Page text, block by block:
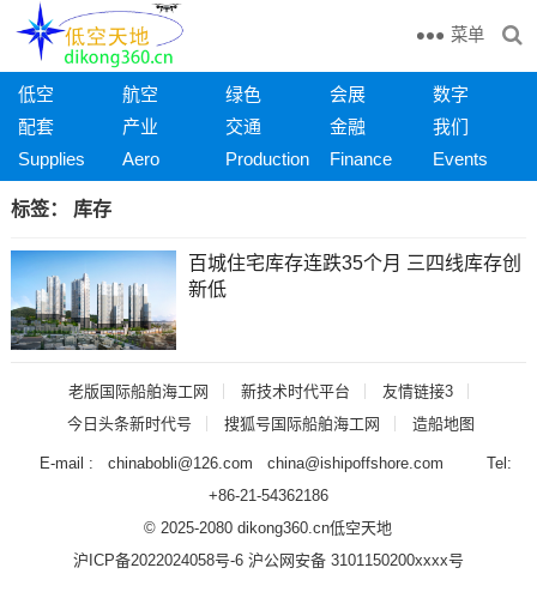
菜单
低空 航空 绿色 会展
数字
配套
产业 交通 金融
我们
Supplies
Aero Production Finance Events
标签： 库存
百城住宅库存连跌35个月 三四线库存创
新低
老版国际船舶海工网 新技术时代平台
友情链接3
今日头条新时代号
搜狐号国际船舶海工网 造船地图
E-mail : chinabobli@126.com china@ishipoffshore.com Tel:
+86-21-54362186
© 2025-2080 dikong360.cn低空天地
沪ICP备2022024058号-6 沪公网安备 3101150200xxxx号